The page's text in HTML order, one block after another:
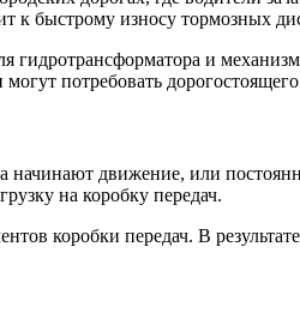
к быстрому износу тормозных
гидротрансформатора и
потребовать
движение, или
на коробку передач.
коробки передач. В